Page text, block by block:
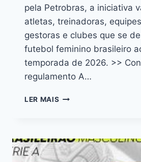
pela Petrobras, a iniciativa
atletas, treinadoras,
gestoras e clubes que se
futebol feminino brasileiro
temporada de 2026. >>
regulamento A…
LER MAIS